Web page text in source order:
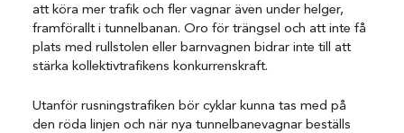
att köra mer trafik och fler vagnar även under helger,
framförallt i tunnelbanan. Oro för trängsel och att inte få
plats med rullstolen eller barnvagnen bidrar inte till att
stärka kollektivtrafikens konkurrenskraft.
Utanför rusningstrafiken bör cyklar kunna tas med på
den röda linjen och när nya tunnelbanevagnar beställs